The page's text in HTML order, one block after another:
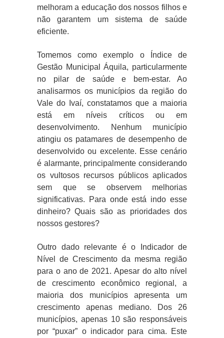
melhoram a educação dos nossos filhos e
não garantem um sistema de saúde
eficiente.
Tomemos como exemplo o Índice de
Gestão Municipal Áquila, particularmente
no pilar de saúde e bem-estar. Ao
analisarmos os municípios da região do
Vale do Ivaí, constatamos que a maioria
está em níveis críticos ou em
desenvolvimento. Nenhum município
atingiu os patamares de desempenho de
desenvolvido ou excelente. Esse cenário
é alarmante, principalmente considerando
os vultosos recursos públicos aplicados
sem que se observem melhorias
significativas. Para onde está indo esse
dinheiro? Quais são as prioridades dos
nossos gestores?
Outro dado relevante é o Indicador de
Nível de Crescimento da mesma região
para o ano de 2021. Apesar do alto nível
de crescimento econômico regional, a
maioria dos municípios apresenta um
crescimento apenas mediano. Dos 26
municípios, apenas 10 são responsáveis
por “puxar” o indicador para cima. Este